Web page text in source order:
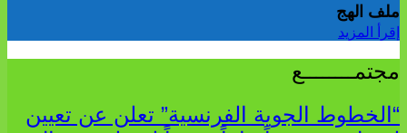
ملف الهج
إقرأ المزيد
مجتمــــــــع
“الخطوط الجوية الفرنسية” تعلن عن تعيين